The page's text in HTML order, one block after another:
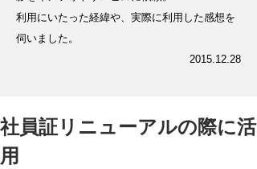
利用にいたった経緯や、実際に利用した感想を
伺いました。
2015.12.28
社員証リニューアルの際に活
用